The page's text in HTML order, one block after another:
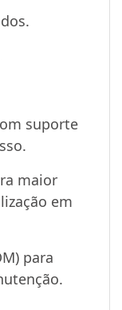
suporte
maior
em
para